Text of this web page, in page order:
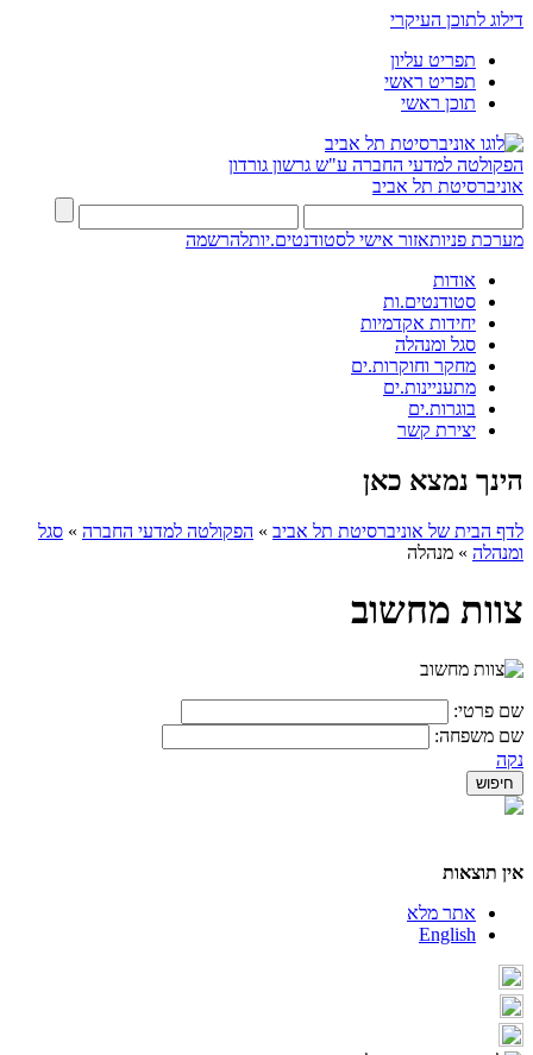
דילוג לתוכן העיקרי
תפריט עליון
תפריט ראשי
תוכן ראשי
הפקולטה למדעי החברה ע"ש גרשון גורדון
אוניברסיטת תל אביב
מערכת פניותאזור אישי לסטודנטים.יותלהרשמה
אודות
סטודנטים.ות
יחידות אקדמיות
סגל ומנהלה
מחקר וחוקרות.ים
מתעניינות.ים
בוגרות.ים
יצירת קשר
הינך נמצא כאן
לדף הבית של אוניברסיטת תל אביב » הפקולטה למדעי החברה » סגל
ומנהלה » מנהלה
צוות מחשוב
שם פרטי:
שם משפחה:
נקה
אין תוצאות
אתר מלא
English